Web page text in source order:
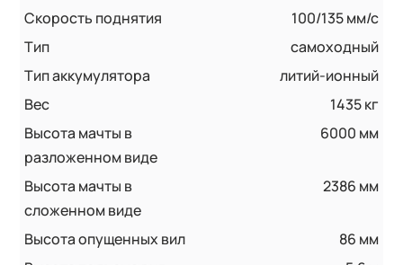
Скорость поднятия
100/135 мм/с
Тип
самоходный
Тип аккумулятора
литий-ионный
Вес
1435 кг
Высота мачты в
разложенном виде
6000 мм
Высота мачты в
сложенном виде
2386 мм
Высота опущенных вил
86 мм